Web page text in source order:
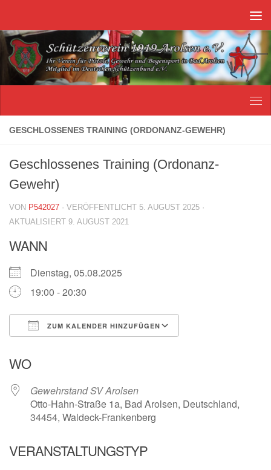
GESCHLOSSENES TRAINING (ORDONANZ-GEWEHR)
Geschlossenes Training (Ordonanz-
Gewehr)
VON P542027 · VERÖFFENTLICHT 5. AUGUST 2025 ·
AKTUALISIERT 9. AUGUST 2021
WANN
Dienstag, 05.08.2025
19:00 - 20:30
ZUM KALENDER HINZUFÜGEN
WO
Gewehrstand SV Arolsen
Otto-Hahn-Straße 1a, Bad Arolsen, Deutschland,
34454, Waldeck-Frankenberg
VERANSTALTUNGSTYP